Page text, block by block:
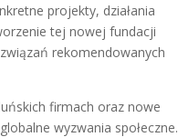
projekty, działania
tej nowej fundacji
rekomendowanych
firmach oraz nowe
wyzwania społeczne.